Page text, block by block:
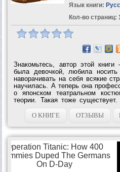
Язык книги:
Кол-во страниц:
Знакомьтесь, автор этой
была девочкой, любила носить
наворачивать на себя всякие
научилась. А теперь она
о японском театральном
теории. Такая тоже
одежду, что написала даже
себе, мне приходилось...
О КНИГЕ ОТЗЫВЫ